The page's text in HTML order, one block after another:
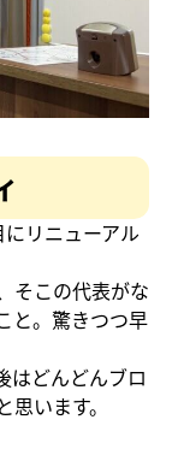
リニューアル
そこの代表がな
と。驚きつつ早
はどんどんブロ
います。